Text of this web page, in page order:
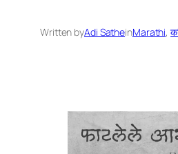
Written byAdi SatheinMarathi,